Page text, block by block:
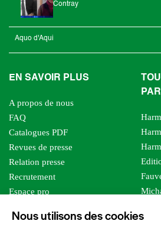
Nous utilisons des cookies
Contray
Aquo d'Aqui
EN SAVOIR PLUS
A propos de nous
FAQ
Catalogues PDF
Revues de presse
Relation presse
Recrutement
Espace pro
Foreign rights